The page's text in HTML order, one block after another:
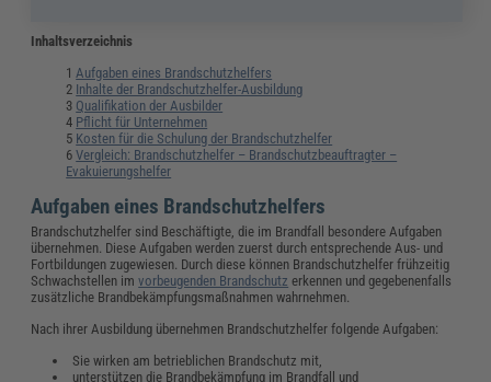
Inhaltsverzeichnis
Aufgaben eines Brandschutzhelfers
Inhalte der Brandschutzhelfer-Ausbildung
Qualifikation der Ausbilder
Pflicht für Unternehmen
Kosten für die Schulung der Brandschutzhelfer
Vergleich: Brandschutzhelfer – Brandschutzbeauftragter –
Evakuierungshelfer
Aufgaben eines Brandschutzhelfers
Brandschutzhelfer sind Beschäftigte, die im Brandfall besondere Aufgaben
übernehmen. Diese Aufgaben werden zuerst durch entsprechende Aus- und
Fortbildungen zugewiesen. Durch diese können Brandschutzhelfer frühzeitig
Schwachstellen imvorbeugenden Brandschutz erkennen und gegebenenfalls
zusätzliche Brandbekämpfungsmaßnahmen wahrnehmen.
Nach ihrer Ausbildung übernehmen Brandschutzhelfer folgende Aufgaben:
Sie wirken am betrieblichen Brandschutz mit,
unterstützen die Brandbekämpfung im Brandfall und